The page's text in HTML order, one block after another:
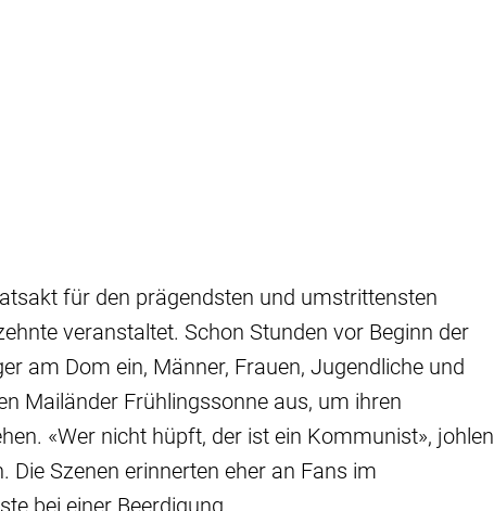
für den prägendsten und umstrittensten
veranstaltet. Schon Stunden vor Beginn der
am Dom ein, Männer, Frauen, Jugendliche und
Mailänder Frühlingssonne aus, um ihren
«Wer nicht hüpft, der ist ein Kommunist», johlen
Szenen erinnerten eher an Fans im
bei einer Beerdigung.